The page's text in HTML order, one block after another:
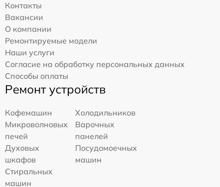
Контакты
Вакансии
О компании
Ремонтируемые модели
Наши услуги
Согласие на обработку персональных данных
Способы оплаты
Ремонт устройств
Кофемашин
Холодильников
Микроволновых
печей
Варочных
панелей
Духовых
шкафов
Посудомоечных
машин
Стиральных
машин